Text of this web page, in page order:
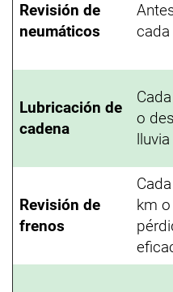
Revisión de
neumáticos
cada
Lubricación de
cadena
o
lluvia
Revisión de
frenos
km